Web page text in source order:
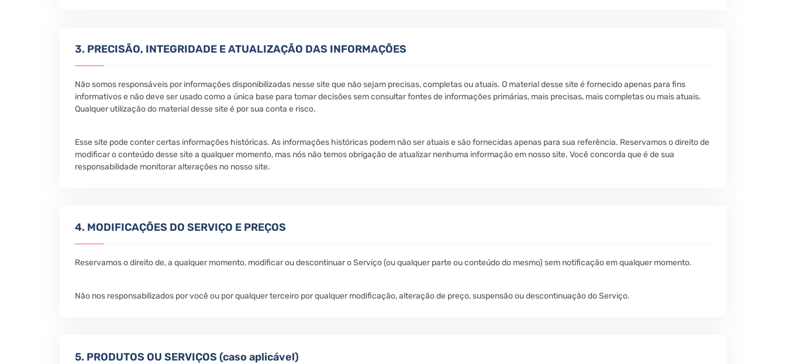
3. PRECISÃO, INTEGRIDADE E ATUALIZAÇÃO DAS INFORMAÇÕES
Não somos responsáveis por informações disponibilizadas nesse site que não sejam precisas, completas ou atuais. O material desse site é fornecido apenas para fins
informativos e não deve ser usado como a única base para tomar decisões sem consultar fontes de informações primárias, mais precisas, mais completas ou mais atuais.
Qualquer utilização do material desse site é por sua conta e risco.
Esse site pode conter certas informações históricas. As informações históricas podem não ser atuais e são fornecidas apenas para sua referência. Reservamos o direito de
modificar o conteúdo desse site a qualquer momento, mas nós não temos obrigação de atualizar nenhuma informação em nosso site. Você concorda que é de sua
responsabilidade monitorar alterações no nosso site.
4. MODIFICAÇÕES DO SERVIÇO E PREÇOS
Reservamos o direito de, a qualquer momento, modificar ou descontinuar o Serviço (ou qualquer parte ou conteúdo do mesmo) sem notificação em qualquer momento.
Não nos responsabilizados por você ou por qualquer terceiro por qualquer modificação, alteração de preço, suspensão ou descontinuação do Serviço.
5. PRODUTOS OU SERVIÇOS (caso aplicável)